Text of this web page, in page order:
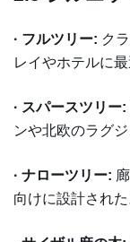
· フルツリー: ク
レイやホテルに最
· スパースツリー:
ンや北欧のラグ
· ナローツリー:
向けに設計され